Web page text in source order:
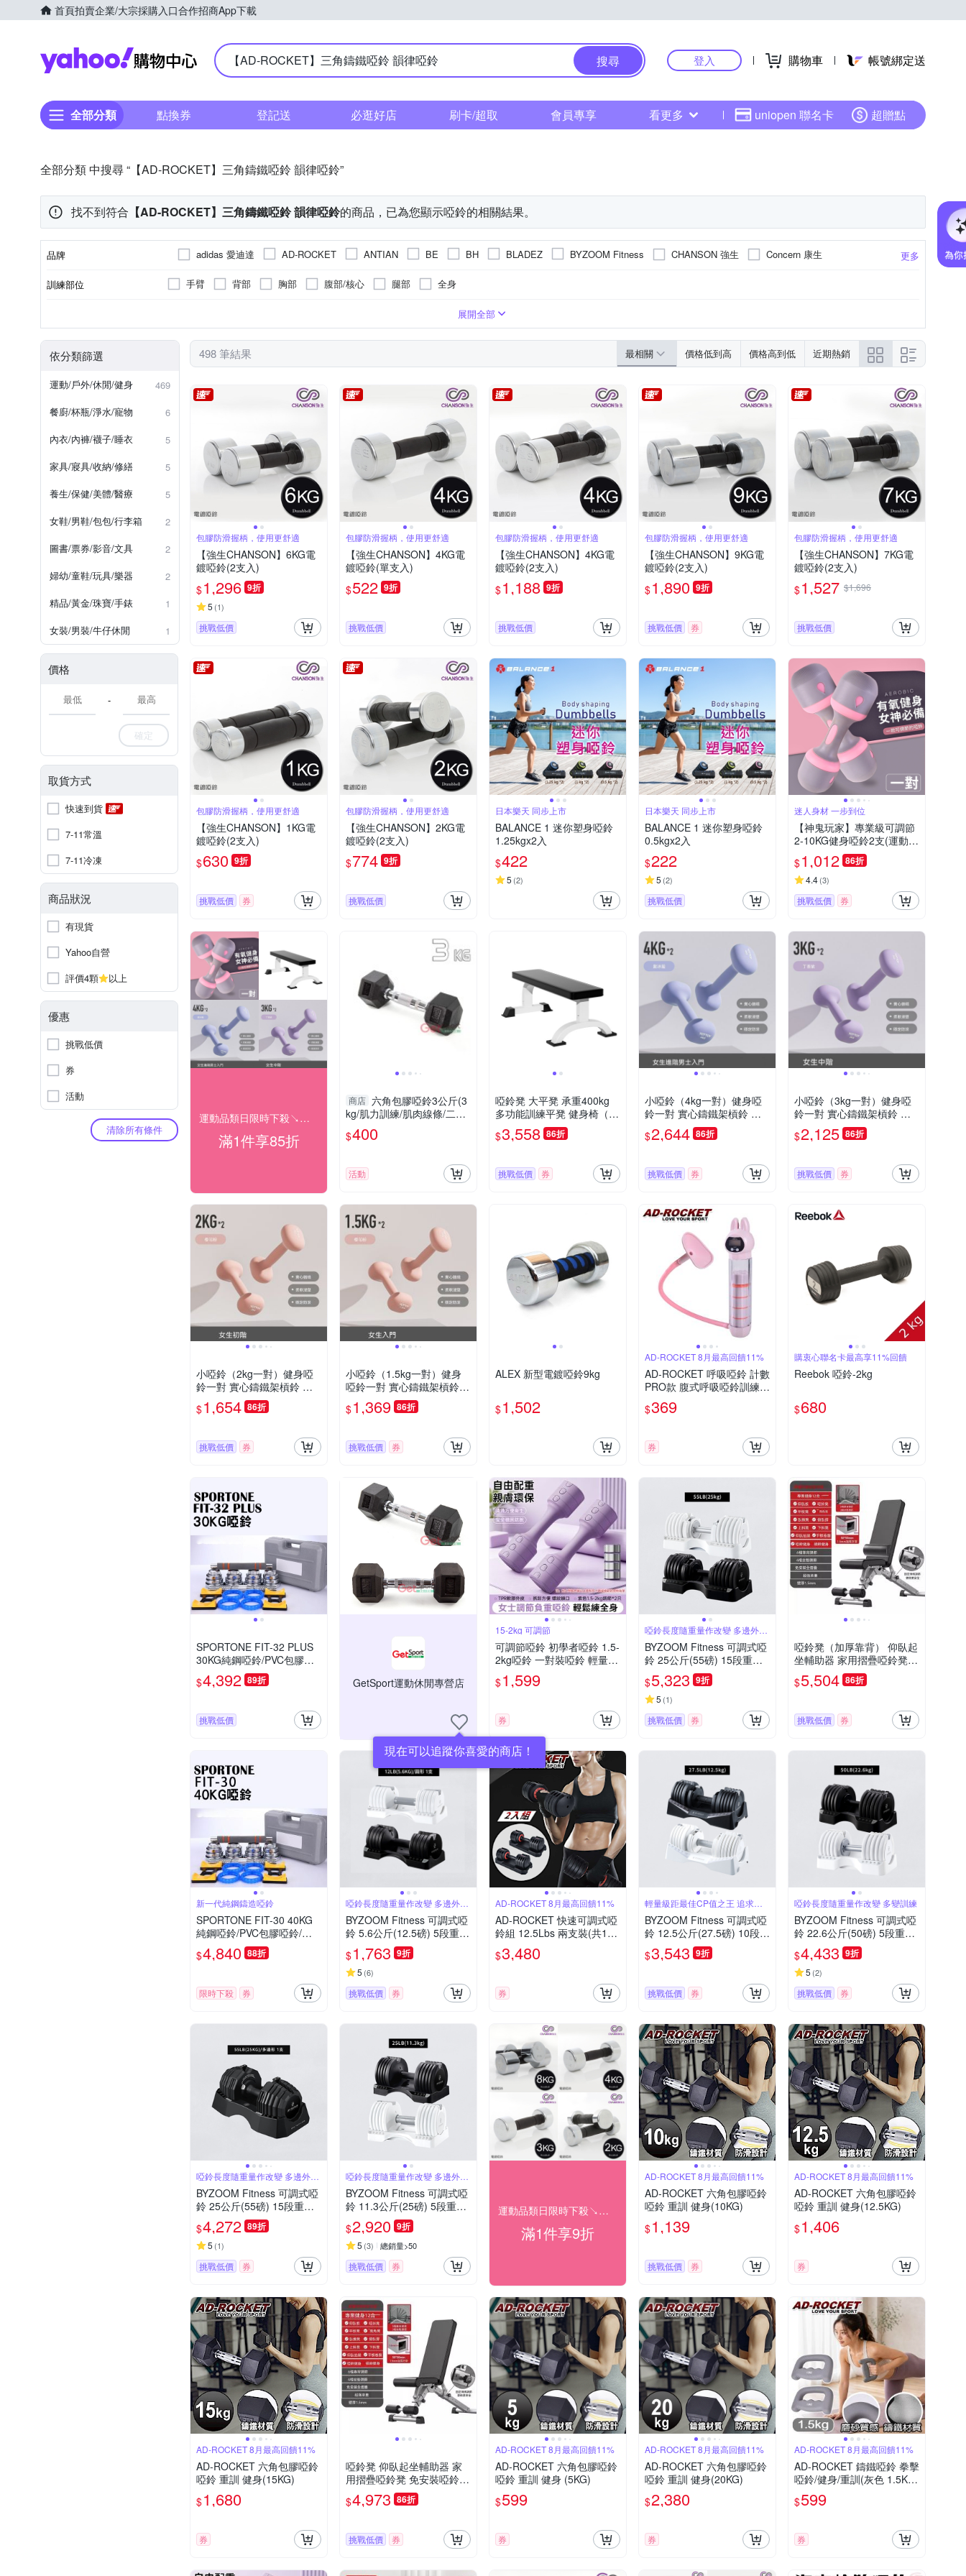
首頁拍賣企業/大宗採購入口合作招商App下載
Yahoo購物中心
搜尋 登入 購物車 帳號綁定送
全部分類 點換券 登記送 必逛好店 刷卡/超取 會員專享 看更多 uniopen 聯名卡 超贈點
全部分類 中搜尋 “【AD-ROCKET】三角鑄鐵啞鈴 韻律啞鈴”
找不到符合 【AD-ROCKET】三角鑄鐵啞鈴 韻律啞鈴的商品，已為您顯示啞鈴的相關結果。
品牌 更多
adidas 愛迪達 AD-ROCKET ANTIAN BE BH BLADEZ BYZOOM Fitness CHANSON 強生
Concern 康生
FOOTER
HEAD I.Dear Jewelry JHS JOHNSON 喬山
Xiaomi 小米
ZippyPaws 世紀白金 其他品牌 匠藝家居 收納職人 西格傢飾 金德恩 取悅
訓練部位 手臂 背部 胸部 腹部/核心 腿部 全身
自身體重
拳擊用品 / 重訓周邊
美腿機 / 騎馬機
袖套 / 臂套 律動機 拉筋板 / 平衡板
100KG以上分趾器/防護套
展開全部
依分類篩選
運動/戶外/休閒/健身
469
餐廚/杯瓶/淨水/寵物
6
內衣/內褲/襪子/睡衣
5
家具/寢具/收納/修繕
5
養生/保健/美體/醫療
5
女鞋/男鞋/包包/行李箱
2
圖書/票券/影音/文具
2
婦幼/童鞋/玩具/樂器
2
精品/黃金/珠寶/手錶
1
女裝/男裝/牛仔休閒
1
價格
-
確定
取貨方式
快速到貨
7-11常溫
7-11冷凍
商品狀況
有現貨
Yahoo自營
評價4顆
以上
優惠
挑戰低價
券
活動
清除所有條件
498 筆結果 最相關 價格低到高 價格高到低 近期熱銷
包膠防滑握柄，使用更舒適
【強生CHANSON】6KG電
鍍啞鈴(2支入)
$1,296 9折
5 (1)
挑戰低價
包膠防滑握柄，使用更舒適
【強生CHANSON】4KG電
鍍啞鈴(單支入)
$522 9折
挑戰低價
包膠防滑握柄，使用更舒適
【強生CHANSON】4KG電
鍍啞鈴(2支入)
$1,188 9折
挑戰低價
包膠防滑握柄，使用更舒適
【強生CHANSON】9KG電
鍍啞鈴(2支入)
$1,890 9折
挑戰低價 券
包膠防滑握柄，使用更舒適
【強生CHANSON】7KG電
鍍啞鈴(2支入)
$1,527 $1,696
挑戰低價
包膠防滑握柄，使用更舒適
【強生CHANSON】1KG電
鍍啞鈴(2支入)
$630 9折
挑戰低價 券
包膠防滑握柄，使用更舒適
【強生CHANSON】2KG電
鍍啞鈴(2支入)
$774 9折
挑戰低價
日本樂天 同步上市
BALANCE 1 迷你塑身啞鈴
1.25kgx2入
$422
5 (2)
日本樂天 同步上市
BALANCE 1 迷你塑身啞鈴
0.5kgx2入
$222
5 (2)
挑戰低價
迷人身材 一步到位
【神鬼玩家】專業級可調節
2-10KG健身啞鈴2支(運動
瑜珈 韻律)
$1,012 86折
4.4(3)
挑戰低價 券
運動品類日限時下殺↘結帳85折
滿1件享85折
商店 六角包膠啞鈴3公斤(3
kg/肌力訓練/肌肉線條/二頭
肌/輕量啞鈴/GetSport)
$400
活動
啞鈴凳 大平凳 承重400kg
多功能訓練平凳 健身椅（平
凳臥推/可摺疊/仰臥起坐板/
高度可調節）
$3,558 86折
挑戰低價 券
小啞鈴（4kg一對）健身啞
鈴一對 實心鑄鐵架槓鈴 家
用健身器材
$2,644 86折
挑戰低價 券
小啞鈴（3kg一對）健身啞
鈴一對 實心鑄鐵架槓鈴 家
用健身器材
$2,125 86折
挑戰低價 券
小啞鈴（2kg一對）健身啞
鈴一對 實心鑄鐵架槓鈴 家
用健身器材
$1,654 86折
挑戰低價 券
小啞鈴（1.5kg一對）健身
啞鈴一對 實心鑄鐵架槓鈴
家用健身器材
$1,369 86折
挑戰低價 券
ALEX 新型電鍍啞鈴9kg
$1,502
AD-ROCKET 8月最高回饋11%
AD-ROCKET 呼吸啞鈴 計數
PRO款 腹式呼吸啞鈴訓練器
呼吸訓練器 呼吸練習 肺活
量訓練 心肺功能鍛煉 (兩色
$369
券
購衷心聯名卡最高享11%回饋
Reebok 啞鈴-2kg
$680
SPORTONE FIT-32 PLUS
30KG純鋼啞鈴/PVC包膠啞
鈴/調節啞鈴/智慧啞鈴/啞鈴
$4,392 89折
挑戰低價
GetSport運動休閒專營店
現在可以追蹤你喜愛的商店！
15-2kg 可調節
可調節啞鈴 初學者啞鈴 1.5-
2kg啞鈴 一對裝啞鈴 輕量啞
鈴 居家運動啞鈴 調重啞鈴
$1,599
券
啞鈴長度隨重量作改變 多邊外型
多變訓練
BYZOOM Fitness 可調式啞
鈴 25公斤(55磅) 15段重量
秒速調整組 圓形啞鈴
$5,323 9折
5 (1)
挑戰低價 券
啞鈴凳（加厚靠背） 仰臥起
坐輔助器 家用摺疊啞鈴凳
免安裝啞鈴凳（6檔靠背調
節/免安裝全折疊/壁厚1.5m
$5,504 86折
挑戰低價 券
新一代純鋼鑄造啞鈴
SPORTONE FIT-30 40KG
純鋼啞鈴/PVC包膠啞鈴/調
節啞鈴/智慧啞鈴/啞鈴
$4,840 88折
限時下殺 券
啞鈴長度隨重量作改變 多邊外型
多變訓練
BYZOOM Fitness 可調式啞
鈴 5.6公斤(12.5磅) 5段重量
秒速調整組 多邊形啞鈴
$1,763 9折
5 (6)
挑戰低價 券
AD-ROCKET 8月最高回饋11%
AD-ROCKET 快速可調式啞
鈴組 12.5Lbs 兩支裝(共11k
g) 極速調重啞鈴 可調啞鈴
$3,480
券
輕量級距最佳CP值之王 追求極
致工藝美學
BYZOOM Fitness 可調式啞
鈴 12.5公斤(27.5磅) 10段重
量秒速調整組 圓形啞鈴
$3,543 9折
挑戰低價 券
啞鈴長度隨重量作改變 多變訓練
BYZOOM Fitness 可調式啞
鈴 22.6公斤(50磅) 5段重量
秒速調整組 圓形啞鈴
$4,433 9折
5 (2)
挑戰低價 券
啞鈴長度隨重量作改變 多邊外型
多變訓練
BYZOOM Fitness 可調式啞
鈴 25公斤(55磅) 15段重量
秒速調整組 多邊形啞鈴
$4,272 89折
5 (1)
挑戰低價 券
啞鈴長度隨重量作改變 多邊外型
多變訓練
BYZOOM Fitness 可調式啞
鈴 11.3公斤(25磅) 5段重量
秒速調整組 圓形啞鈴
$2,920 9折
5 (3) 總銷量>50
挑戰低價 券
運動品類日限時下殺↘結帳9折
滿1件享9折
AD-ROCKET 8月最高回饋11%
AD-ROCKET 六角包膠啞鈴
啞鈴 重訓 健身(10KG)
$1,139
挑戰低價 券
AD-ROCKET 8月最高回饋11%
AD-ROCKET 六角包膠啞鈴
啞鈴 重訓 健身(12.5KG)
$1,406
券
AD-ROCKET 8月最高回饋11%
AD-ROCKET 六角包膠啞鈴
啞鈴 重訓 健身(15KG)
$1,680
券
啞鈴凳 仰臥起坐輔助器 家
用摺疊啞鈴凳 免安裝啞鈴凳
（6檔靠背調節/免安裝全折
疊/壁厚1.5mm）
$4,973 86折
挑戰低價 券
AD-ROCKET 8月最高回饋11%
AD-ROCKET 六角包膠啞鈴
啞鈴 重訓 健身 (5KG)
$599
券
AD-ROCKET 8月最高回饋11%
AD-ROCKET 六角包膠啞鈴
啞鈴 重訓 健身(20KG)
$2,380
券
AD-ROCKET 8月最高回饋11%
AD-ROCKET 鑄鐵啞鈴 拳擊
啞鈴/健身/重訓(灰色 1.5KG
一對)
$599
券